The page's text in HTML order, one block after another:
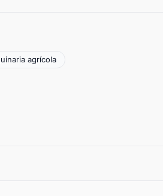
agrícola